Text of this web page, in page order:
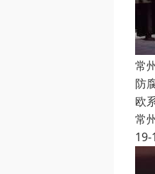
常
防
欧
常
19-